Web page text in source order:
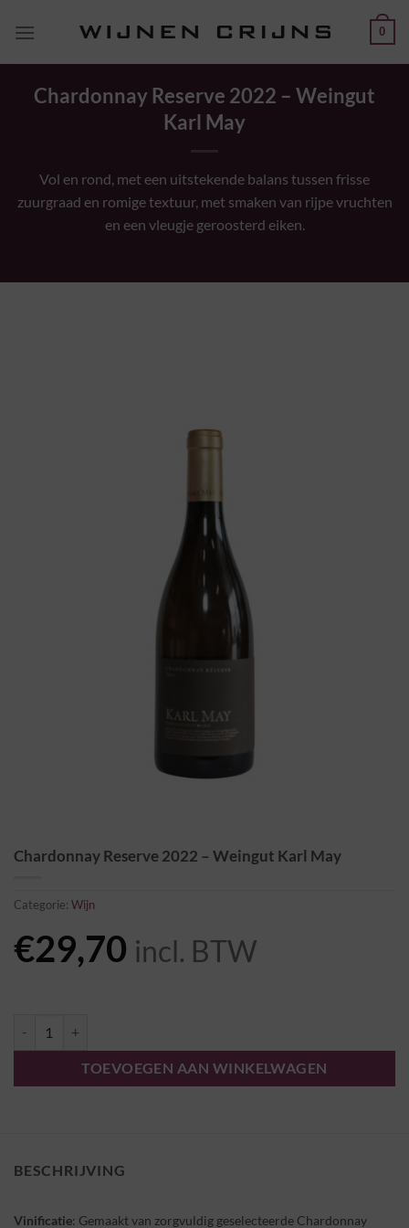
naar
0
Chardonnay Reserve 2022 – Weingut
Karl May
Vol en rond, met een uitstekende balans tussen frisse
zuurgraad en romige textuur, met smaken van rijpe vruchten
en een vleugje geroosterd eiken.
Chardonnay Reserve 2022 – Weingut Karl May
Categorie: Wijn
€29,70 incl. BTW
TOEVOEGEN AAN WINKELWAGEN
BESCHRIJVING
Vinificatie: Gemaakt van zorgvuldig geselecteerde Chardonnay